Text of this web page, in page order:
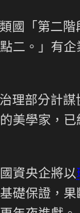
國「第二階
二。」有
理部分計
美學家，
資央企將以
礎保證，